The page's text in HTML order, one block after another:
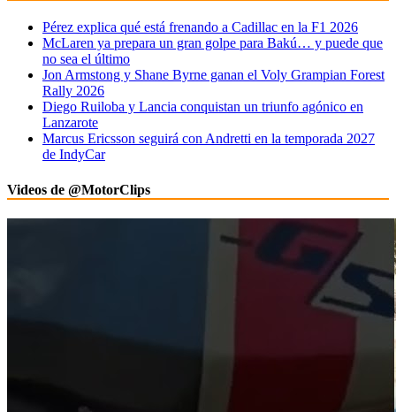
Pérez explica qué está frenando a Cadillac en la F1 2026
McLaren ya prepara un gran golpe para Bakú… y puede que
no sea el último
Jon Armstong y Shane Byrne ganan el Voly Grampian Forest
Rally 2026
Diego Ruiloba y Lancia conquistan un triunfo agónico en
Lanzarote
Marcus Ericsson seguirá con Andretti en la temporada 2027
de IndyCar
Videos de @MotorClips